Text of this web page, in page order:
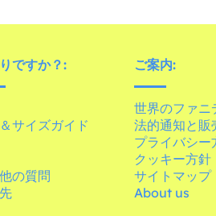
ですか？:
サイズガイド
の質問
ご案内:
世界のファニ
法的通知と販
プライバシー
クッキー方針
サイトマップ
About us